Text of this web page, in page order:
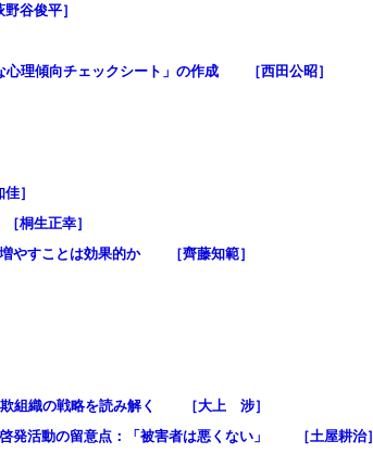
谷俊平］
理傾向チェックシート」の作成 ［西田公昭］
］
桐生正幸］
やすことは効果的か ［齊藤知範］
欺組織の戦略を読み解く ［大上 涉］
発活動の留意点：「被害者は悪くない」 ［土屋耕治］